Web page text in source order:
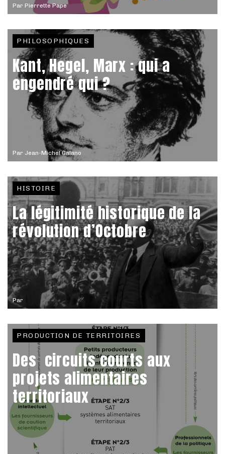
Par Pierrette Pape
Par Jean-Michel Galano
PHILOSOPHIQUES
Kant, Hegel, Marx : qui a
engendré qui ?
Par
HISTOIRE
La légitimité historique de la
révolution d’Octobre
PRODUCTION DE TERRITOIRES
Des circuits courts aux
projets alimentaires
territoriaux